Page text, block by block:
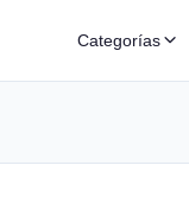
Categorías